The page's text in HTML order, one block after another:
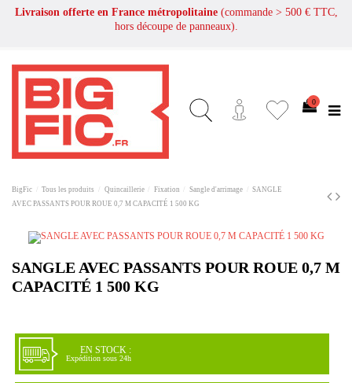
Livraison offerte en France métropolitaine (commande > 500 € TTC,
hors découpe de panneaux).
0
BigFic Tous les produits Quincaillerie Fixation Sangle d'arrimage
SANGLE
AVEC PASSANTS POUR ROUE 0,7 M CAPACITÉ 1 500 KG
SANGLE AVEC PASSANTS POUR ROUE 0,7 M
CAPACITÉ 1 500 KG
EN STOCK :
Expédition sous 24h